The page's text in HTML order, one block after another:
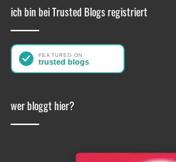
ich bin bei Trusted Blogs registriert
wer bloggt hier?